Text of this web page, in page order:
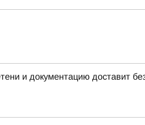
и документацию доставит